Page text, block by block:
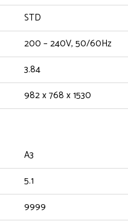
STD
200 – 240V, 50/60Hz
3.84
982 x 768 x 1530
A3
5.1
9999